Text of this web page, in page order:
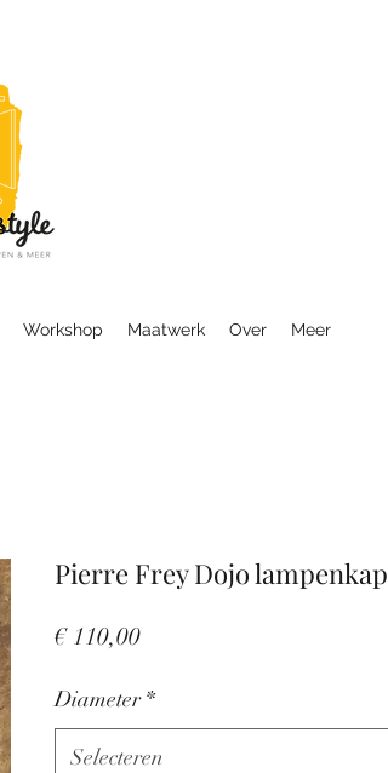
Workshop Maatwerk Over Meer
Pierre Frey Dojo lampenkap
€ 110,00Prijs
Diameter *
Selecteren